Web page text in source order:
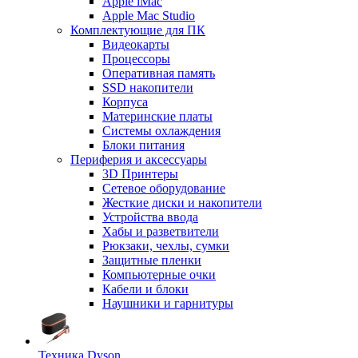
Apple Mac Studio
Комплектующие для ПК
Видеокарты
Процессоры
Оперативная память
SSD накопители
Корпуса
Материнские платы
Системы охлаждения
Блоки питания
Периферия и аксессуары
3D Принтеры
Сетевое оборудование
Жесткие диски и накопители
Устройства ввода
Хабы и разветвители
Рюкзаки, чехлы, сумки
Защитные пленки
Компьютерные очки
Кабели и блоки
Наушники и гарнитуры
Техника Dyson